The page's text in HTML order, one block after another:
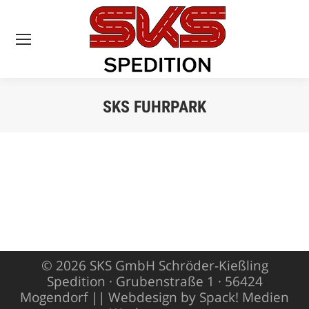
SKS FUHRPARK
© 2026 SKS GmbH Schröder-Kießling
Spedition · Grubenstraße 1 · 56424
Mogendorf || Webdesign by Spack! Medien